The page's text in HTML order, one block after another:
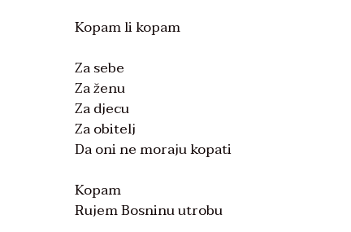
Kopam li kopam
Za sebe
Za ženu
Za djecu
Za obitelj
Da oni ne moraju kopati
Kopam
Rujem Bosninu utrobu